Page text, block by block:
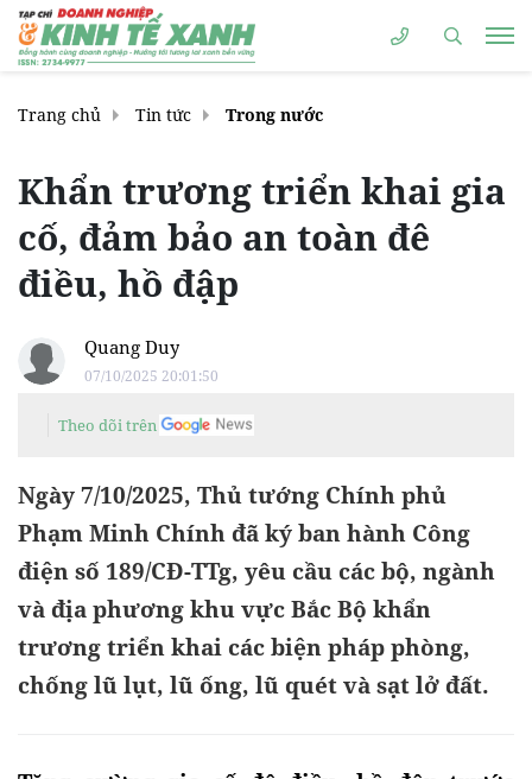
Trang chủ Tin tức Trong nước
Khẩn trương triển khai gia
cố, đảm bảo an toàn đê
điều, hồ đập
Quang Duy
07/10/2025 20:01:50
Theo dõi trên
Ngày 7/10/2025, Thủ tướng Chính phủ
Phạm Minh Chính đã ký ban hành Công
điện số 189/CĐ-TTg, yêu cầu các bộ, ngành
và địa phương khu vực Bắc Bộ khẩn
trương triển khai các biện pháp phòng,
chống lũ lụt, lũ ống, lũ quét và sạt lở đất.